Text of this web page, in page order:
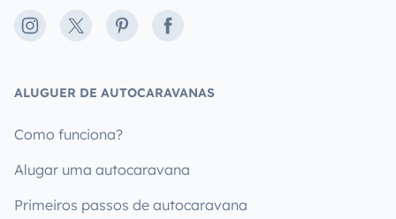
Instagram
X PinterestFacebook
ALUGUER DE AUTOCARAVANAS
Como funciona?
Alugar uma autocaravana
Primeiros passos de autocaravana